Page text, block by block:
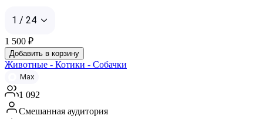
1 / 24
1 500 ₽
Добавить в корзину
Животные - Котики - Собачки
Max
1 092
Смешанная аудитория